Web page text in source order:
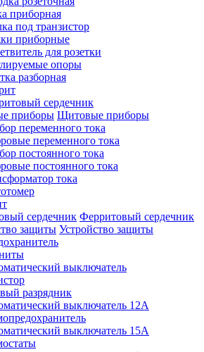
приборная
под транзистор
приборные
для розетки
опоры
разборная
сердечник
Щитовые приборы
переменного тока
переменного тока
постоянного тока
постоянного тока
тока
Ферритовый сердечник
Устройство защиты
выключатель
разрядник
выключатель 12А
выключатель 15А